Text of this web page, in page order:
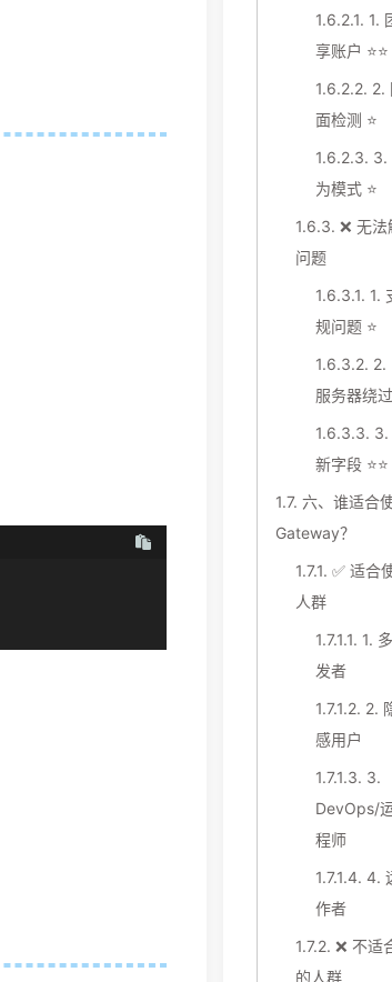
1.6.2.1. 1.
享账户 ⭐⭐
1.6.2.2. 2.
面检测 ⭐
1.6.2.3. 3.
为模式 ⭐
1.6.3. ❌ 无
问题
1.6.3.1. 1.
规问题 ⭐
1.6.3.2. 2.
服务器绕
1.6.3.3. 3.
新字段 ⭐⭐
1.7. 六、谁适合
Gateway？
1.7.1. ✅ 适合
人群
1.7.1.1. 1.
发者
1.7.1.2. 2.
感用户
1.7.1.3. 3.
DevOps/
程师
1.7.1.4. 4.
作者
1.7.2. ❌ 不适
的人群